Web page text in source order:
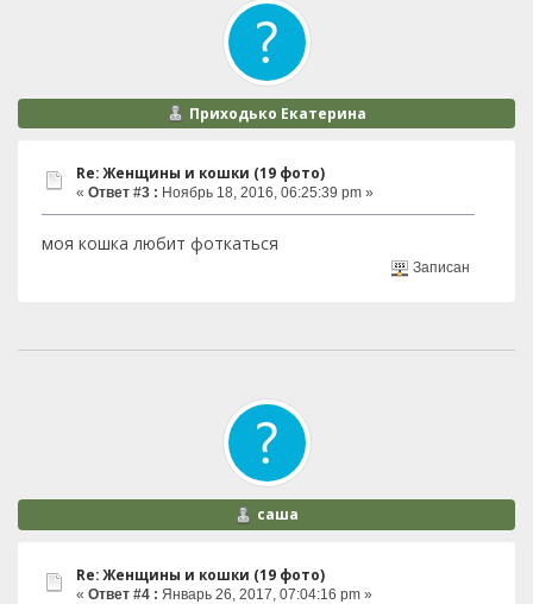
Приходько Екатерина
Re: Женщины и кошки (19 фото)
« Ответ #3 : Ноябрь 18, 2016, 06:25:39 pm »
моя кошка любит фоткаться
Записан
саша
Re: Женщины и кошки (19 фото)
« Ответ #4 : Январь 26, 2017, 07:04:16 pm »